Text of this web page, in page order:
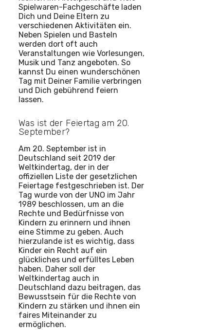
Spielwaren-Fachgeschäfte laden
Dich und Deine Eltern zu
verschiedenen Aktivitäten ein.
Neben Spielen und Basteln
werden dort oft auch
Veranstaltungen wie Vorlesungen,
Musik und Tanz angeboten. So
kannst Du einen wunderschönen
Tag mit Deiner Familie verbringen
und Dich gebührend feiern
lassen.
Was ist der Feiertag am 20.
September?
Am 20. September ist in
Deutschland seit 2019 der
Weltkindertag, der in der
offiziellen Liste der gesetzlichen
Feiertage festgeschrieben ist. Der
Tag wurde von der UNO im Jahr
1989 beschlossen, um an die
Rechte und Bedürfnisse von
Kindern zu erinnern und ihnen
eine Stimme zu geben. Auch
hierzulande ist es wichtig, dass
Kinder ein Recht auf ein
glückliches und erfülltes Leben
haben. Daher soll der
Weltkindertag auch in
Deutschland dazu beitragen, das
Bewusstsein für die Rechte von
Kindern zu stärken und ihnen ein
faires Miteinander zu
ermöglichen.